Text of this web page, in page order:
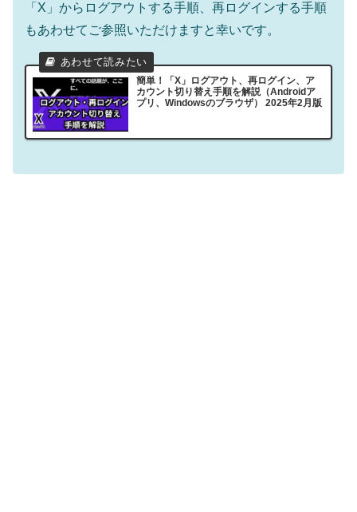
「X」からログアウトする手順、再ログインする手順
もあわせてご参照いただけますと幸いです。
簡単！「X」ログアウト、再ログイン、ア
カウント切り替え手順を解説（Androidア
プリ、Windowsのブラウザ） 2025年2月版